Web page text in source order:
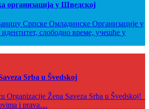
организација у Шведској
Српске Омладинске Организације у
слободно време, учешће у
Srba u Švedskoj
Organizacije Žena Saveza Srba u Švedskoj!
i prava…